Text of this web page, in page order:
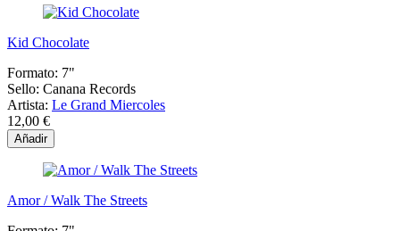
Kid Chocolate
Formato: 7"
Sello: Canana Records
Artista: Le Grand Miercoles
12,00 €
Añadir
Amor / Walk The Streets